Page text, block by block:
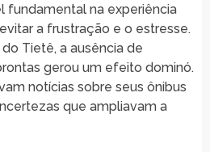
fundamental na experiência
a frustração e o estresse.
Tietê, a ausência de
gerou um efeito dominó.
notícias sobre seus ônibus
que ampliavam a